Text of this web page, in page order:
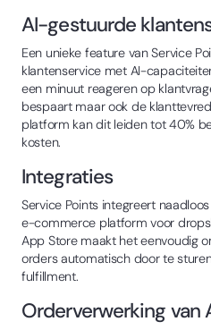
AI-gestuurde
Een unieke feature van Service
klantenservice met AI-
een minuut reageren op
bespaart maar ook de
platform kan dit leiden tot 40%
kosten.
Integraties
Service Points integreert
e-commerce platform voor
App Store maakt het eenvoudig
orders automatisch door te
fulfillment.
Orderverwerking van